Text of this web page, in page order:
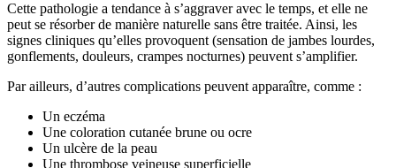
Cette pathologie a tendance à s’aggraver avec le temps, et elle ne
peut se résorber de manière naturelle sans être traitée. Ainsi, les
signes cliniques qu’elles provoquent (sensation de jambes lourdes,
gonflements, douleurs, crampes nocturnes) peuvent s’amplifier.
Par ailleurs, d’autres complications peuvent apparaître, comme :
Un eczéma
Une coloration cutanée brune ou ocre
Un ulcère de la peau
Une thrombose veineuse superficielle